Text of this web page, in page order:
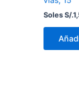
Soles S/.